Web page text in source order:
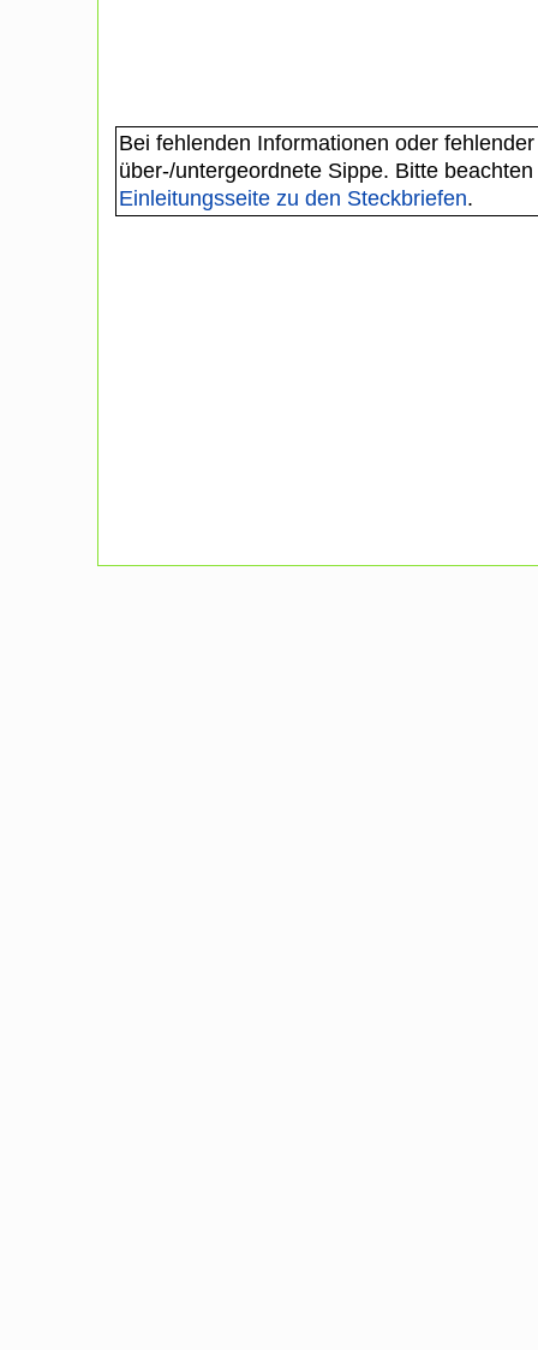
Bei fehlenden Informationen oder
über-/untergeordnete Sippe. Bitte
Einleitungsseite zu den Steckbriefen.